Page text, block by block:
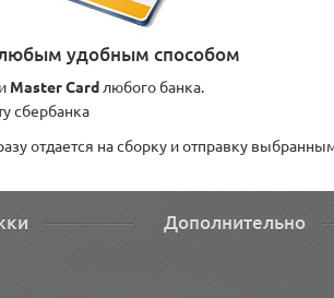
удобным способом
Master Card любого банка.
сбербанка
отдается на сборку и отправку
Дополнительно